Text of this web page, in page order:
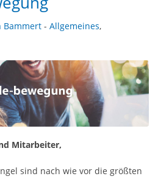
Bammert - Allgemeines,
Mitarbeiter,
sind nach wie vor die größten